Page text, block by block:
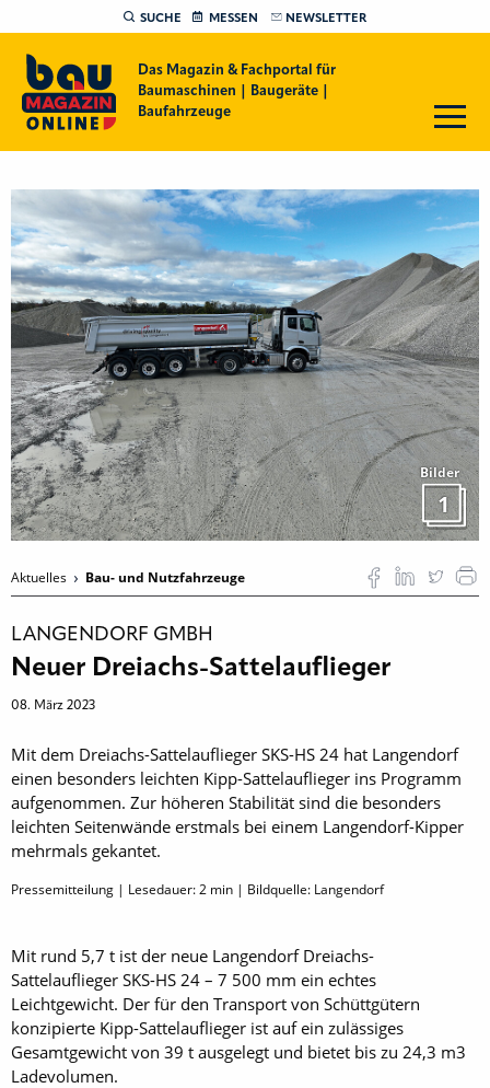
SUCHE MESSEN NEWSLETTER
Das Magazin & Fachportal für
Baumaschinen | Baugeräte |
Baufahrzeuge
Bilder
1
Aktuelles Bau- und Nutzfahrzeuge
LANGENDORF GMBH
Neuer Dreiachs-Sattelauflieger
08. März 2023
Mit dem Dreiachs-Sattel­auflieger SKS-HS 24 hat Langendorf
einen besonders leichten Kipp-Sattelauflieger ins Programm
aufgenommen. Zur höheren Stabilität sind die besonders
leichten Seitenwände erstmals bei einem Langendorf-Kipper
mehrmals gekantet.
Pressemitteilung | Lesedauer:2 min | Bildquelle: Langendorf
Mit rund 5,7 t ist der neue ­Langendorf Dreiachs-
Sattelauflieger SKS-HS 24 – 7 500 mm ein echtes
Leichtgewicht. Der für den Transport von Schüttgütern
konzipierte Kipp-Sattelauflieger ist auf ein zulässiges
Gesamtgewicht von 39 t ausgelegt und bietet bis zu 24,3 m3
Ladevolumen.